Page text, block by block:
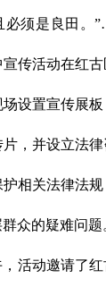
必须是良田
传活动在红
设置宣传展板
，并设立法
相关法律法
众的疑难问题
活动邀请了